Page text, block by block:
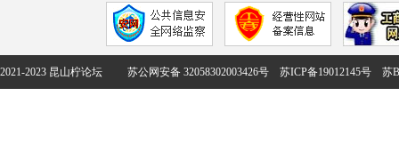
2021-2023 昆山柠论坛 苏公网安备 32058302003426号 苏ICP备19012145号 苏